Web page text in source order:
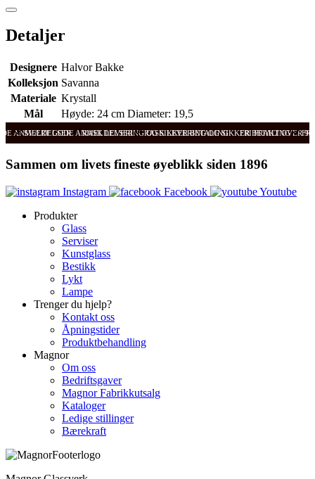
Detaljer
Designere Halvor Bakke
Kolleksjon Savanna
Materiale Krystall
Mål
Høyde: 24 cm Diameter: 19,5
ANMELDELSER RASK LEVERING OG SIKKER BETALING FRI FRAKT OVER
SVÆRT GODE ANMELDELSER RASK LEVERING OG SIKKER BETALING
Sammen om livets fineste øyeblikk siden 1896
Instagram Facebook
Youtube
Produkter
Glass
Serviser
Kunstglass
Bestikk
Lykt
Lampe
Trenger du hjelp?
Kontakt oss
Åpningstider
Produktbehandling
Magnor
Om oss
Bedriftsgaver
Magnor Fabrikkutsalg
Kataloger
Ledige stillinger
Bærekraft